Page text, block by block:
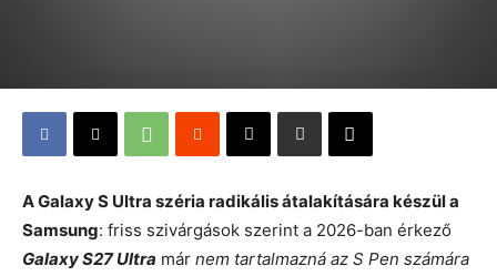
A Galaxy S Ultra széria radikális átalakítására készül a
Samsung: friss szivárgások szerint a 2026-ban érkező
Galaxy S27 Ultra már nem tartalmazná az S Pen számára